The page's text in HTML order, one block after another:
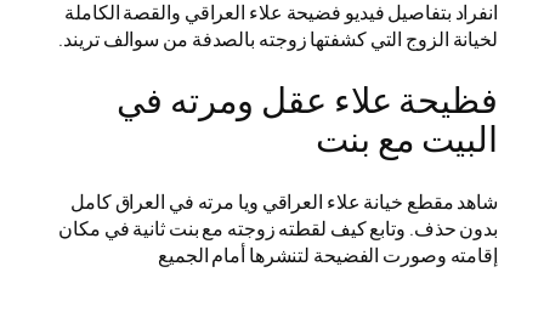
انفراد بتفاصيل فيديو فضيحة علاء العراقي والقصة الكاملة
لخيانة الزوج التي كشفتها زوجته بالصدفة من سوالف تريند.
فظيحة علاء عقل ومرته في
البيت مع بنت
شاهد مقطع خيانة علاء العراقي ويا مرته في العراق كامل
بدون حذف. وتابع كيف لقطته زوجته مع بنت ثانية في مكان
إقامته وصورت الفضيحة لتنشرها أمام الجميع